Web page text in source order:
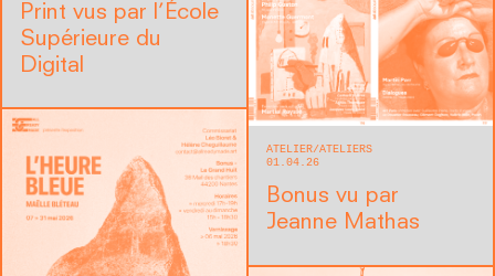
Print vus par l’École
Supérieure du
Digital
ATELIER ATELIERS
01.04.26
Bonus vu par
Jeanne Mathas